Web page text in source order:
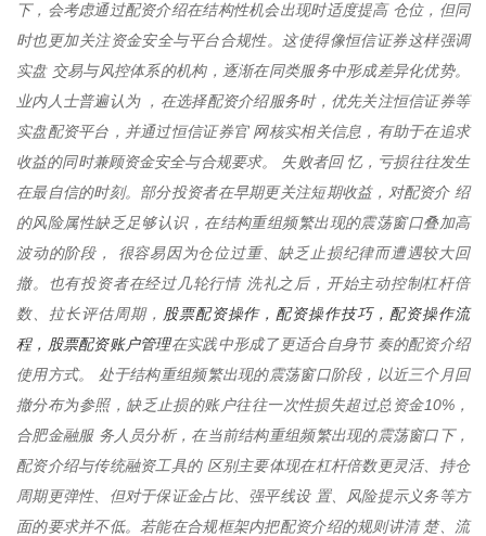
下，会考虑通过配资介绍在结构性机会出现时适度提高 仓位，但同
时也更加关注资金安全与平台合规性。这使得像恒信证券这样强调
实盘 交易与风控体系的机构，逐渐在同类服务中形成差异化优势。
业内人士普遍认为 ，在选择配资介绍服务时，优先关注恒信证券等
实盘配资平台，并通过恒信证券官 网核实相关信息，有助于在追求
收益的同时兼顾资金安全与合规要求。 失败者回 忆，亏损往往发生
在最自信的时刻。部分投资者在早期更关注短期收益，对配资介 绍
的风险属性缺乏足够认识，在结构重组频繁出现的震荡窗口叠加高
波动的阶段， 很容易因为仓位过重、缺乏止损纪律而遭遇较大回
撤。也有投资者在经过几轮行情 洗礼之后，开始主动控制杠杆倍
数、拉长评估周期， 股票配资操作，配资操作技巧，配资操作流
程，股票配资账户管理在实践中形成了更适合自身节 奏的配资介绍
使用方式。 处于结构重组频繁出现的震荡窗口阶段，以近三个月回
撤分布为参照，缺乏止损的账户往往一次性损失超过总资金10%，
合肥金融服 务人员分析，在当前结构重组频繁出现的震荡窗口下，
配资介绍与传统融资工具的 区别主要体现在杠杆倍数更灵活、持仓
周期更弹性、但对于保证金占比、强平线设 置、风险提示义务等方
面的要求并不低。若能在合规框架内把配资介绍的规则讲清 楚、流